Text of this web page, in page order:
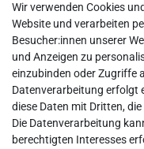
► Impressum
► Daten­schutz­erklärung
► AGB &
►
► Batterieentsorgung
► Kontakt
Wir verwenden Cookies
Website und verarbeiten
Besucher:innen unserer
und Anzeigen zu
einzubinden oder Zugriffe
Datenverarbeitung erfolgt
diese Daten mit Dritten,
Die Datenverarbeitung
berechtigten Interesses